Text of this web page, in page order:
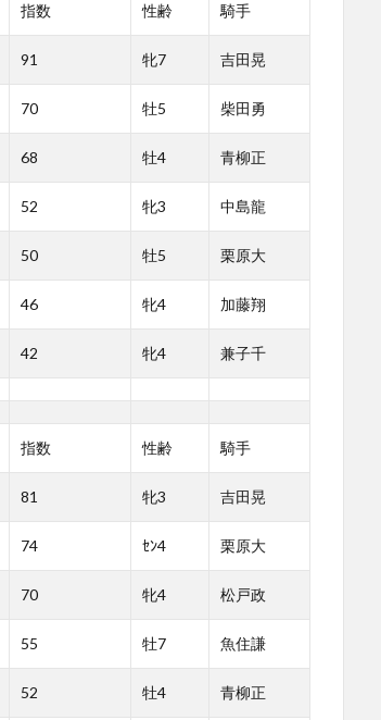
指数 性齢 騎手
91 牝7 吉田晃
70 牡5 柴田勇
68 牡4 青柳正
52 牝3 中島龍
50 牡5 栗原大
46 牝4 加藤翔
42 牝4 兼子千
指数 性齢 騎手
81 牝3 吉田晃
74 ｾﾝ4 栗原大
70 牝4 松戸政
55 牡7 魚住謙
52 牡4 青柳正